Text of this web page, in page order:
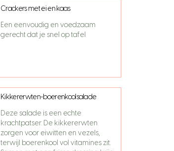
Crackers met ei en kaas
Een eenvoudig en voedzaam
gerecht dat je snel op tafel
Kikkererwten-boerenkoolsalade
Deze salade is een echte
krachtpatser. De kikkererwten
zorgen voor eiwitten en vezels,
terwijl boerenkool vol vitamines zit.